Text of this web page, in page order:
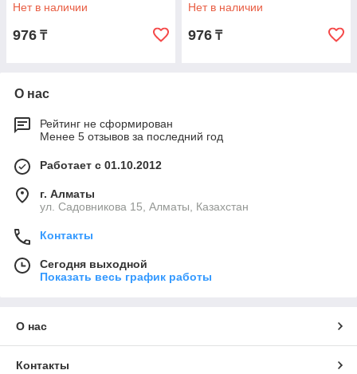
Нет в наличии
976 ₸
Нет в наличии
976 ₸
О нас
Рейтинг не сформирован
Менее 5 отзывов за последний год
Работает с 01.10.2012
г. Алматы
ул. Садовникова 15, Алматы, Казахстан
Контакты
Сегодня выходной
Показать весь график работы
О нас
Контакты